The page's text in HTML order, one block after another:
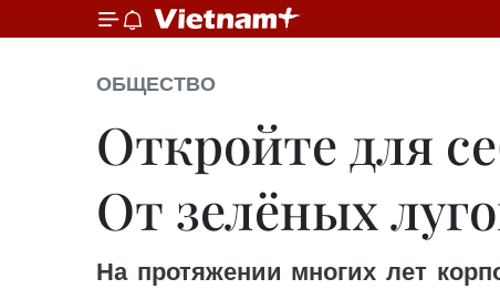
ОБЩЕСТВО
Откройте для
От зелёных
На протяжении многих лет